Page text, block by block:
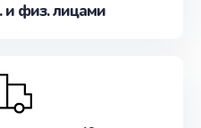
и физ. лицами